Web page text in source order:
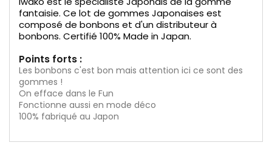
fantaisie. Ce lot de gommes Japonaises est
composé de bonbons et d'un distributeur à
bonbons. Certifié 100% Made in Japan.
Points forts :
Les bonbons c'est bon mais attention ici ce sont des
gommes !
On efface dans le Fun
Fonctionne aussi en mode déco
100% fabriqué au Japon